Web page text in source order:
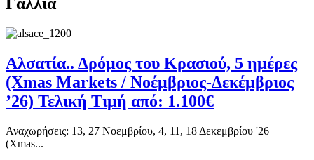
Αλσατία.. Δρόμος του Κρασιού, 5 ημέρες
(Xmas Markets / Νοέμβριος-Δεκέμβριος
’26) Τελική Τιμή από: 1.100€
Αναχωρήσεις: 13, 27 Νοεμβρίου, 4, 11, 18 Δεκεμβρίου '26
(Xmas...